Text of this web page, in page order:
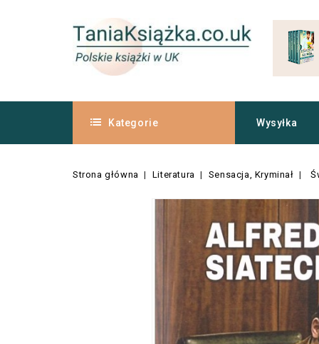
Kategorie Wysyłka
Strona główna Literatura Sensacja, Kryminał